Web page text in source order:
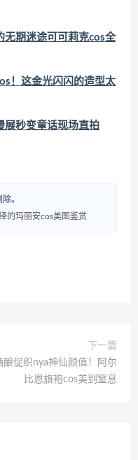
无期迷途可可莉克cos全
！这金光闪闪的造型太
展秒变童话现场直拍
。
的玛丽安cos美图鉴赏
下一篇
酿促织nya神仙颜值！阿尔
比恩旗袍cos美到窒息